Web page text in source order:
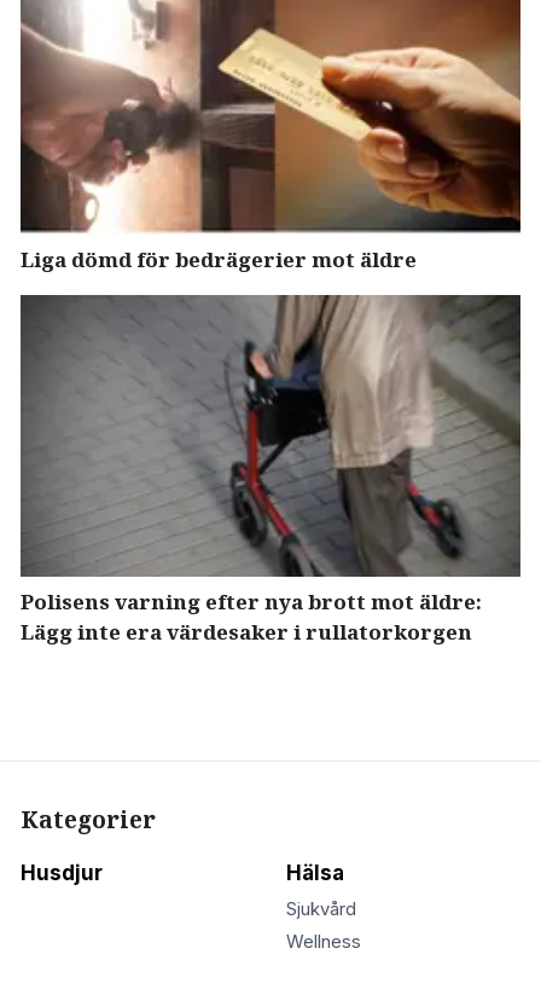
Liga dömd för bedrägerier mot äldre
Polisens varning efter nya brott mot äldre:
Lägg inte era värdesaker i rullatorkorgen
Kategorier
Husdjur Hälsa
Sjukvård
Wellness